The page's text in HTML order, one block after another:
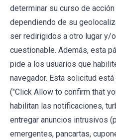
determinar su curso de
dependiendo de su
ser redirigidos a otro lugar y/
cuestionable. Además, esta
pide a los usuarios que
navegador. Esta solicitud
("Click Allow to confirm that
habilitan las notificaciones,
entregar anuncios intrusivos
emergentes, pancartas,